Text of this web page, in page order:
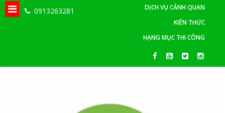
0913263281
DỊCH VỤ CẢNH QUAN
KIẾN THỨC
HẠNG MỤC THI CÔNG